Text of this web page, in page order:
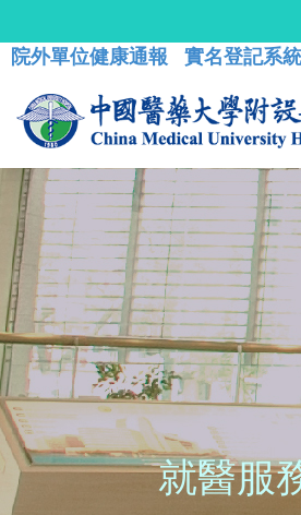
院外單位健康通報 實名登記系統
就醫服